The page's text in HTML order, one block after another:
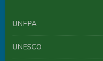
UNFPA
UNESCO